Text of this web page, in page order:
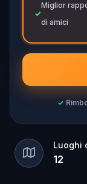
✓
Miglior
di amici
✓
Luoghi
12